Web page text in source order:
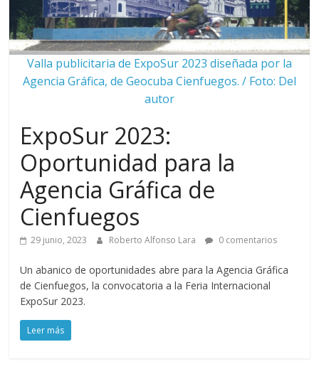
Valla publicitaria de ExpoSur 2023 diseñada por la
Agencia Gráfica, de Geocuba Cienfuegos. / Foto: Del
autor
ExpoSur 2023:
Oportunidad para la
Agencia Gráfica de
Cienfuegos
29 junio, 2023 Roberto Alfonso Lara 0 comentarios
Un abanico de oportunidades abre para la Agencia Gráfica
de Cienfuegos, la convocatoria a la Feria Internacional
ExpoSur 2023.
Leer más